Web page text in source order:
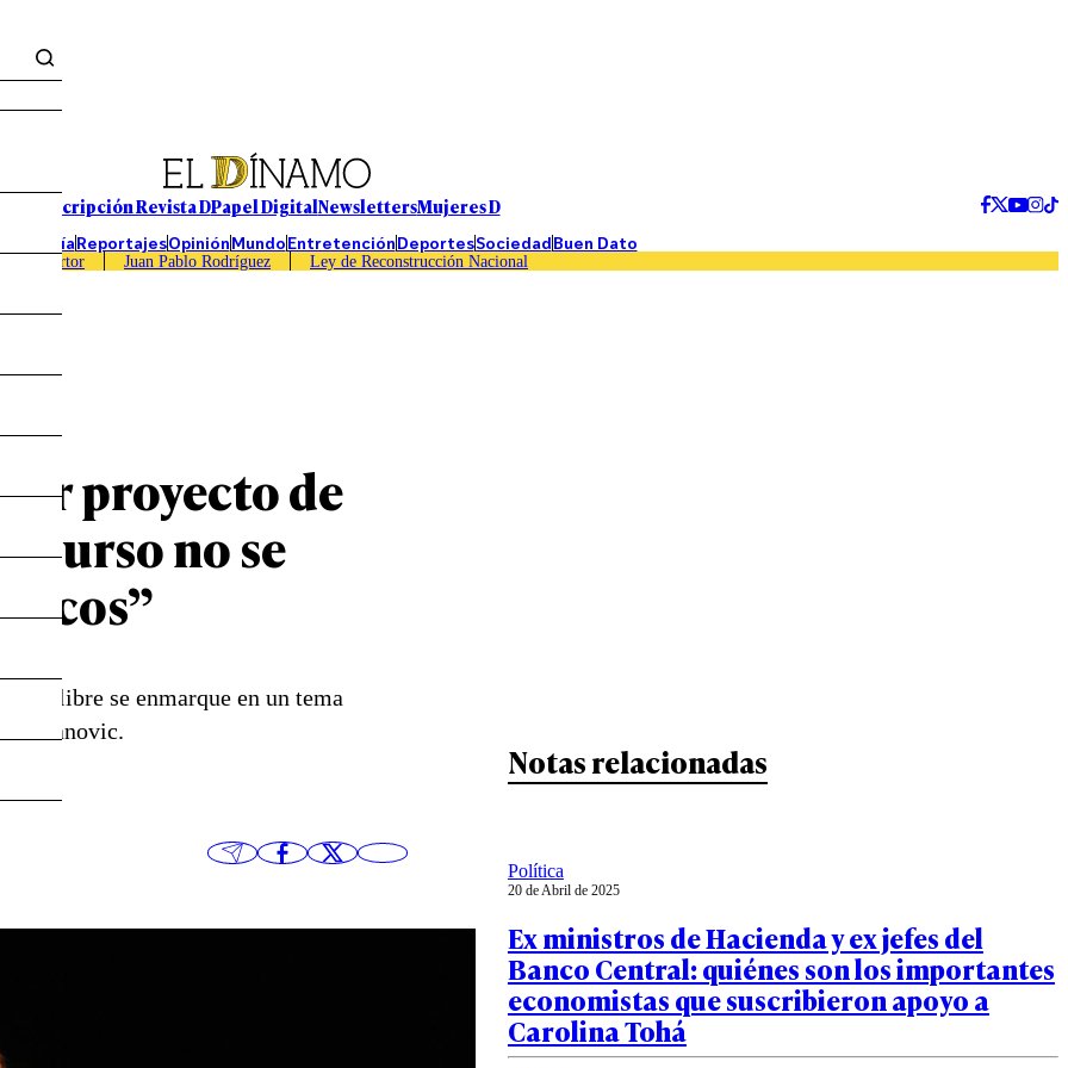
Suscripción Revista DPapel DigitalNewslettersMujeres D
EconomíaReportajesOpiniónMundoEntretenciónDeportesSociedadBuen Dato
Caso Sartor Juan Pablo Rodríguez Ley de Reconstrucción Nacional
proyecto de
no se
libre se enmarque en un tema
Vodanovic.
Notas relacionadas
Política
20 de Abril de 2025
Ex ministros de Hacienda y ex jefes del
Banco Central: quiénes son los importantes
economistas que suscribieron apoyo a
Carolina Tohá